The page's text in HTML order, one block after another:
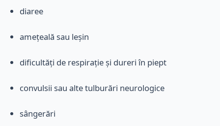
diaree
amețeală sau leșin
dificultăți de respirație și dureri în piept
convulsii sau alte tulburări neurologice
sângerări